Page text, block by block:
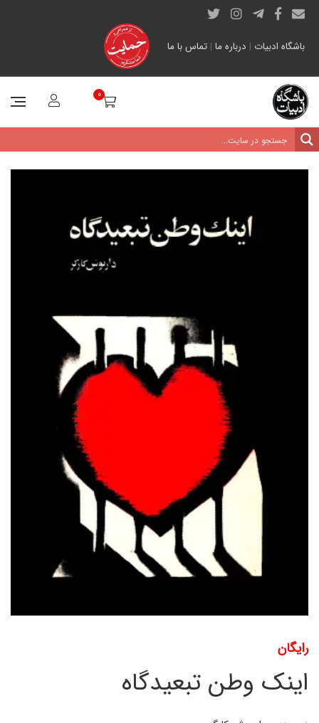
باشگاه ادبیات | درباره ما | تماس با ما
0
رایگان
اینک وطن تبعیدگاه